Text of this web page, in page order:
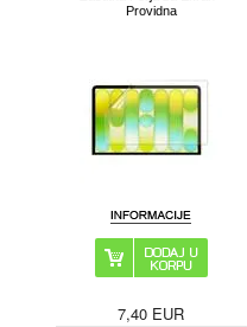
Providna
7,40 EUR